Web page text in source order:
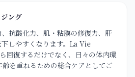
ング
抗酸化力、肌・粘膜の修復力、肝
しやすくなります。La Vie
回復するだけでなく、日々の体内環
を重ねるための総合ケアとしてご